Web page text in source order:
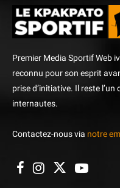
Premier Media Sportif Web
reconnu pour son esprit
prise d’initiative. Il reste
internautes.
Contactez-nous via notre